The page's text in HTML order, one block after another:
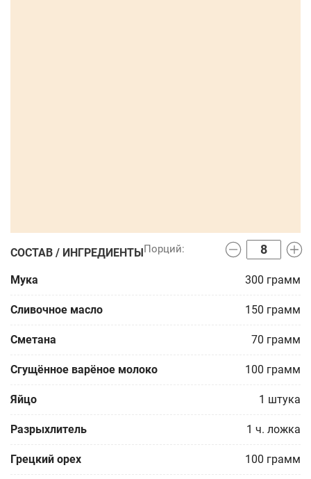
СОСТАВ / ИНГРЕДИЕНТЫ
Мука 300 грамм
Сливочное масло 150 грамм
Сметана 70 грамм
Сгущённое варёное молоко 100 грамм
Яйцо 1 штука
Разрыхлитель 1 ч. ложка
Грецкий орех 100 грамм